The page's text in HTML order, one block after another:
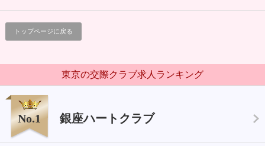
トップページに戻る
東京の交際クラブ求人ランキング
No.1 銀座ハートクラブ